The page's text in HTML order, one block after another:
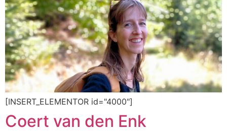
[INSERT_ELEMENTOR id="4000"]
Coert van den Enk